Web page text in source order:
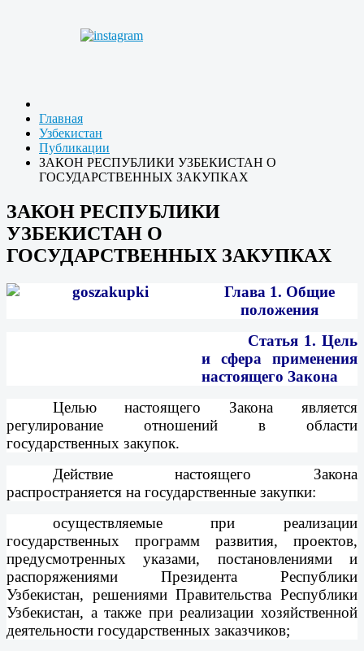
Главная
Узбекистан
Публикации
ЗАКОН РЕСПУБЛИКИ УЗБЕКИСТАН О
ГОСУДАРСТВЕННЫХ ЗАКУПКАХ
ЗАКОН РЕСПУБЛИКИ
УЗБЕКИСТАН О
ГОСУДАРСТВЕННЫХ ЗАКУПКАХ
Глава 1. Общие
положения
Статья 1. Цель
и сфера применения
настоящего Закона
Целью настоящего Закона является
регулирование отношений в области
государственных закупок.
Действие настоящего Закона
распространяется на государственные закупки:
осуществляемые при реализации
государственных программ развития, проектов,
предусмотренных указами, постановлениями и
распоряжениями Президента Республики
Узбекистан, решениями Правительства Республики
Узбекистан, а также при реализации хозяйственной
деятельности государственных заказчиков;